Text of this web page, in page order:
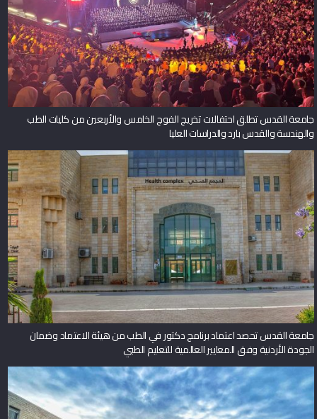
جامعة القدس تطلق احتفالات تخريج الفوج الخامس والأربعين من كليات الطب
والهندسة والقدس بارد والدراسات العليا
جامعة القدس تحصد اعتماد برنامج دكتور في الطب من هيئة الاعتماد وضمان
الجودة الأردنية وفق المعايير العالمية للتعليم الطبي